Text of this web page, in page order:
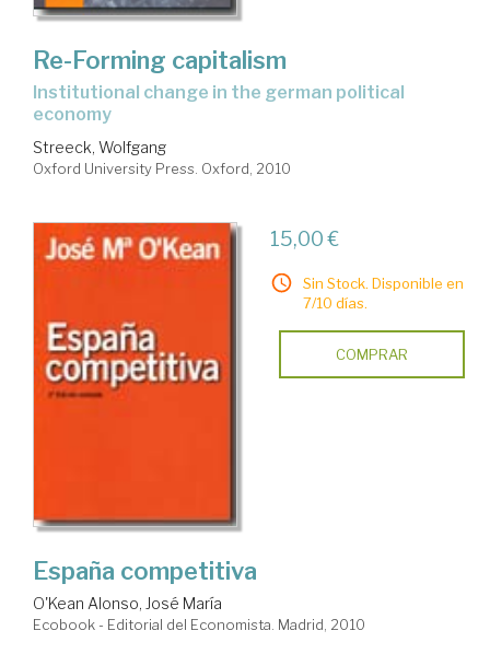
Re-Forming capitalism
institutional change in the german political
economy
Streeck, Wolfgang
Oxford University Press. Oxford, 2010
15,00 €
Sin Stock. Disponible en
7/10 días.
COMPRAR
España competitiva
O'Kean Alonso, José María
Ecobook - Editorial del Economista. Madrid, 2010